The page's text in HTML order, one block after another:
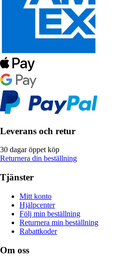
Leverans och retur
30 dagar öppet köp
Returnera din beställning
Tjänster
Mitt konto
Hjälpcenter
Följ min beställning
Returnera min beställning
Rabattkoder
Om oss